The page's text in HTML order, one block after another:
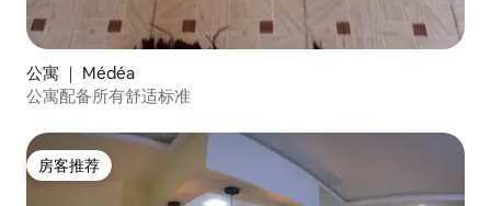
公寓 ｜ Médéa
公寓配备所有舒适标准
房客推荐
房客推荐